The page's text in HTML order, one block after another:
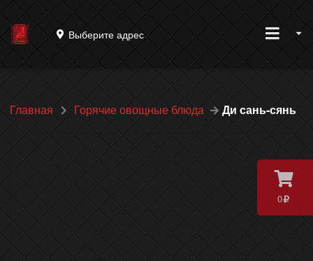
0
Выберите адрес
Главная Горячие овощные блюда Ди сань-сянь